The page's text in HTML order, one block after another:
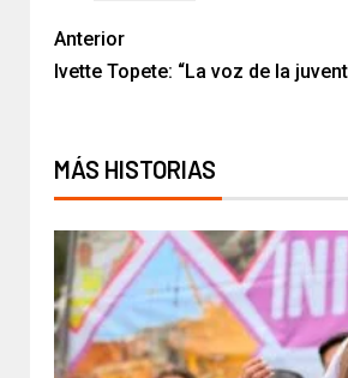
Anterior
Ivette Topete: “La voz de la
MÁS HISTORIAS